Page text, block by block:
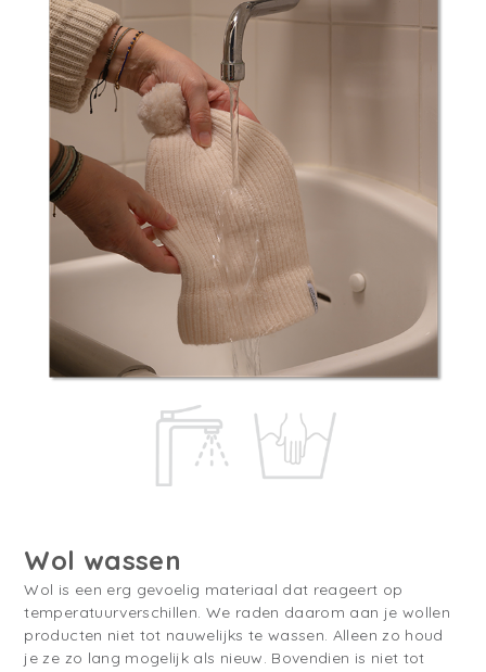
Wol wassen
Wol is een erg gevoelig materiaal dat reageert op
temperatuurverschillen. We raden daarom aan je wollen
producten niet tot nauwelijks te wassen. Alleen zo houd
je ze zo lang mogelijk als nieuw. Bovendien is niet tot